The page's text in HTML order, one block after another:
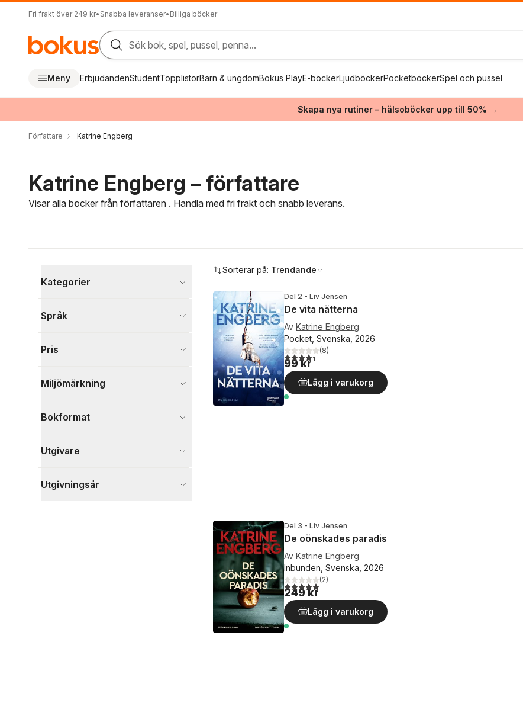
Fri frakt över 249 kr• Snabba leveranser• Billiga böcker
Sök bok, spel, pussel, penna...
Meny ErbjudandenStudentTopplistorBarn & ungdomBokus PlayE-böckerLjudböckerPocketböckerSpel och pussel
Skapa nya rutiner – hälsoböcker upp till 50% →
Författare Katrine Engberg
Katrine Engberg – författare
Visar alla böcker från författaren . Handla med fri frakt och snabb leverans.
Kategorier
Visa fler
Språk
Pris
Miljömärkning
Bokformat
Utgivare
Utgivningsår
Sorterar på: Trendande
Del 2 - Liv Jensen
De vita nätterna
Av Katrine Engberg
Pocket, Svenska, 2026
4,3utav 5 stjärnor. Totalt antal röster:
(8)
99 kr
Lägg i varukorg
Del 3 - Liv Jensen
De oönskades paradis
Av Katrine Engberg
Inbunden, Svenska, 2026
5,0utav 5 stjärnor. Totalt antal röster:
(2)
249 kr
Lägg i varukorg